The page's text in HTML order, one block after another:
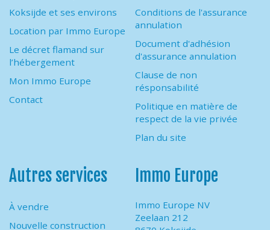
Koksijde et ses environs
Location par Immo Europe
Le décret flamand sur
l’hébergement
Mon Immo Europe
Contact
Conditions de l'assurance
annulation
Document d'adhésion
d'assurance annulation
Clause de non
résponsabilité
Politique en matière de
respect de la vie privée
Plan du site
Autres services
À vendre
Nouvelle construction
Immo Europe
Immo Europe NV
Zeelaan 212